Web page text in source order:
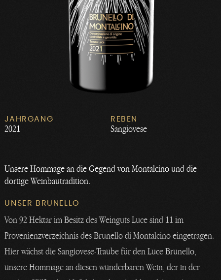
JAHRGANG
2021
REBEN
Sangiovese
Unsere Hommage an die Gegend von Montalcino und die
dortige Weinbautradition.
UNSER BRUNELLO
Von 92 Hektar im Besitz des Weinguts Luce sind 11 im
Provenienzverzeichnis des Brunello di Montalcino eingetragen.
Hier wächst die Sangiovese-Traube für den Luce Brunello,
unsere Hommage an diesen wunderbaren Wein, der in der